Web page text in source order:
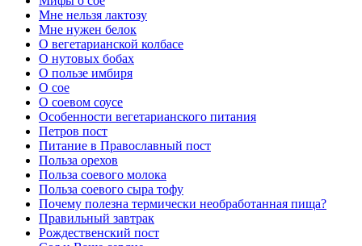
Мне нельзя лактозу
Мне нужен белок
О вегетарианской колбасе
О нутовых бобах
О пользе имбиря
О сое
О соевом соусе
Особенности вегетарианского питания
Петров пост
Питание в Православный пост
Польза орехов
Польза соевого молока
Польза соевого сыра тофу
Почему полезна термически необработанная пища?
Правильный завтрак
Рождественский пост